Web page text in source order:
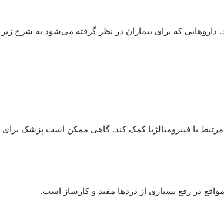
داروهایی که برای بیماران در نظر گرفته می‌شود به شرح
فیبرومیالژیا کمک کند. گاهی ممکن است پزشک برای
در رفع بسیاری از دردها مفید و کارساز است.